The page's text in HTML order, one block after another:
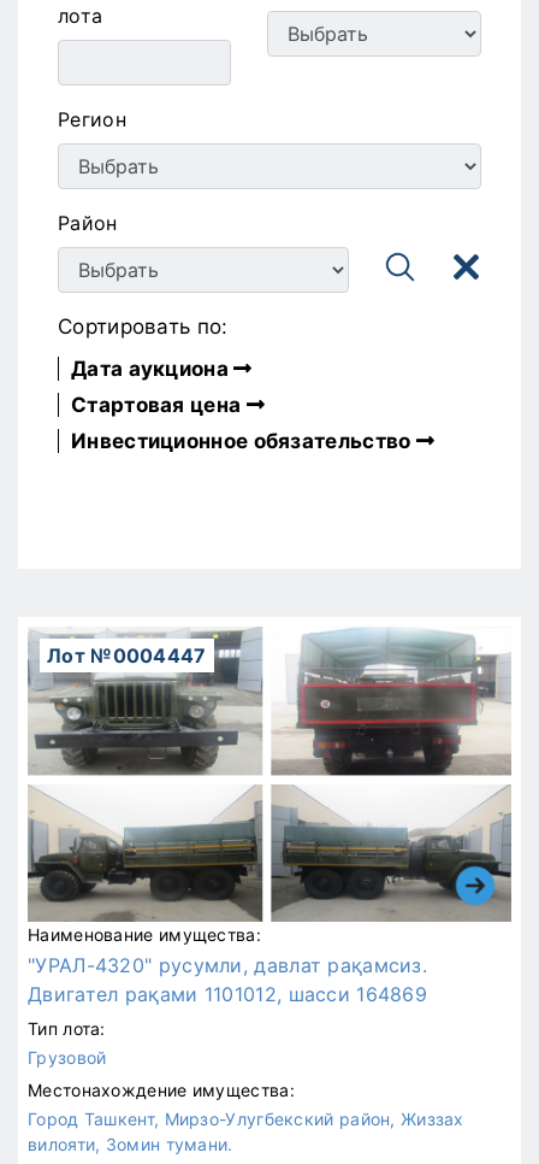
лота
Регион
Район
Сортировать по:
Дата аукциона
Стартовая цена
Инвестиционное обязательство
Лот №0004447
Наименование имущества:
"УРАЛ-4320" русумли, давлат рақамсиз.
Двигател рақами 1101012, шасси 164869
Тип лота:
Грузовой
Местонахождение имущества:
Город Ташкент, Мирзо-Улугбекский район, Жиззах
вилояти, Зомин тумани.